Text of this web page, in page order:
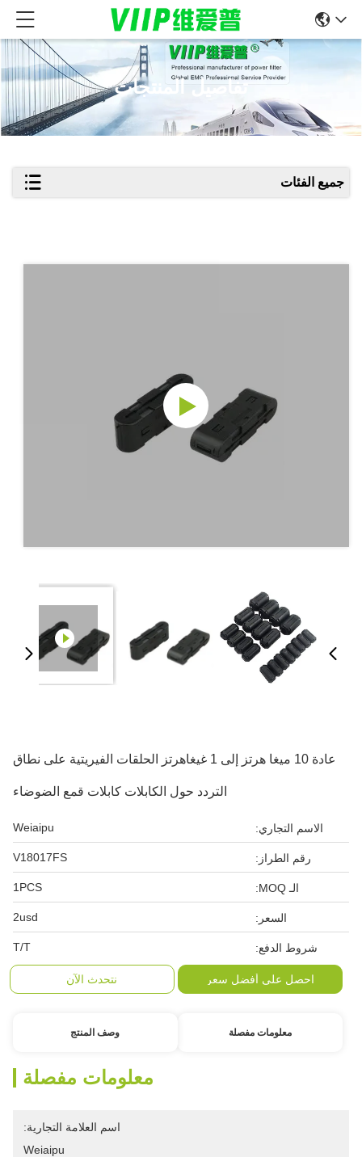
تفاصيل المنتجات
جميع الفئات
عادة 10 ميغا هرتز إلى 1 غيغاهرتز الحلقات الفيريتية على نطاق
التردد حول الكابلات كابلات قمع الضوضاء
الاسم التجاري: Weiaipu
رقم الطراز: V18017FS
الـ MOQ: 1PCS
السعر: 2usd
شروط الدفع: T/T
احصل على أفضل سعر نتحدث الآن
معلومات مفصلة وصف المنتج
معلومات مفصلة
اسم العلامة التجارية:
Weiaipu